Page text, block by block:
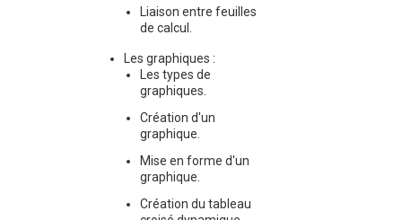
Liaison entre feuilles
de calcul.
Les graphiques :
Les types de
graphiques.
Création d'un
graphique.
Mise en forme d'un
graphique.
Création du tableau